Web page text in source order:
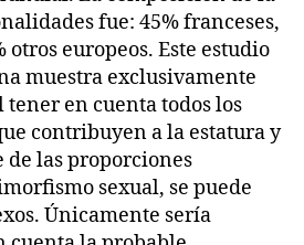
fue: 45% franceses,
otros europeos. Este estudio
muestra exclusivamente
en cuenta todos los
contribuyen a la estatura y
las proporciones
sexual, se puede
Únicamente sería